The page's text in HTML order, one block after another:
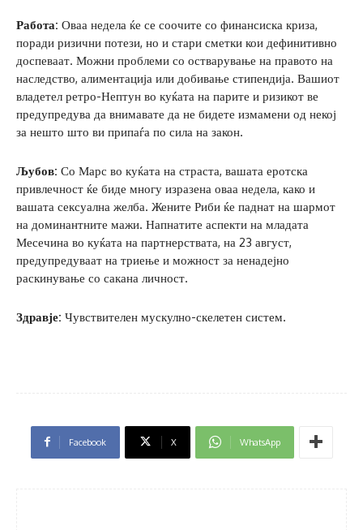
Работа: Оваа недела ќе се соочите со финансиска криза,
поради ризични потези, но и стари сметки кои дефинитивно
доспеваат. Можни проблеми со остварување на правото на
наследство, алиментација или добивање стипендија. Вашиот
владетел ретро-Нептун во куќата на парите и ризикот ве
предупредува да внимавате да не бидете измамени од некој
за нешто што ви припаѓа по сила на закон.
Љубов: Со Марс во куќата на страста, вашата еротска
привлечност ќе биде многу изразена оваа недела, како и
вашата сексуална желба. Жените Риби ќе паднат на шармот
на доминантните мажи. Напнатите аспекти на младата
Месечина во куќата на партнерствата, на 23 август,
предупредуваат на триење и можност за ненадејно
раскинување со сакана личност.
Здравје: Чувствителен мускулно-скелетен систем.
Facebook X WhatsApp